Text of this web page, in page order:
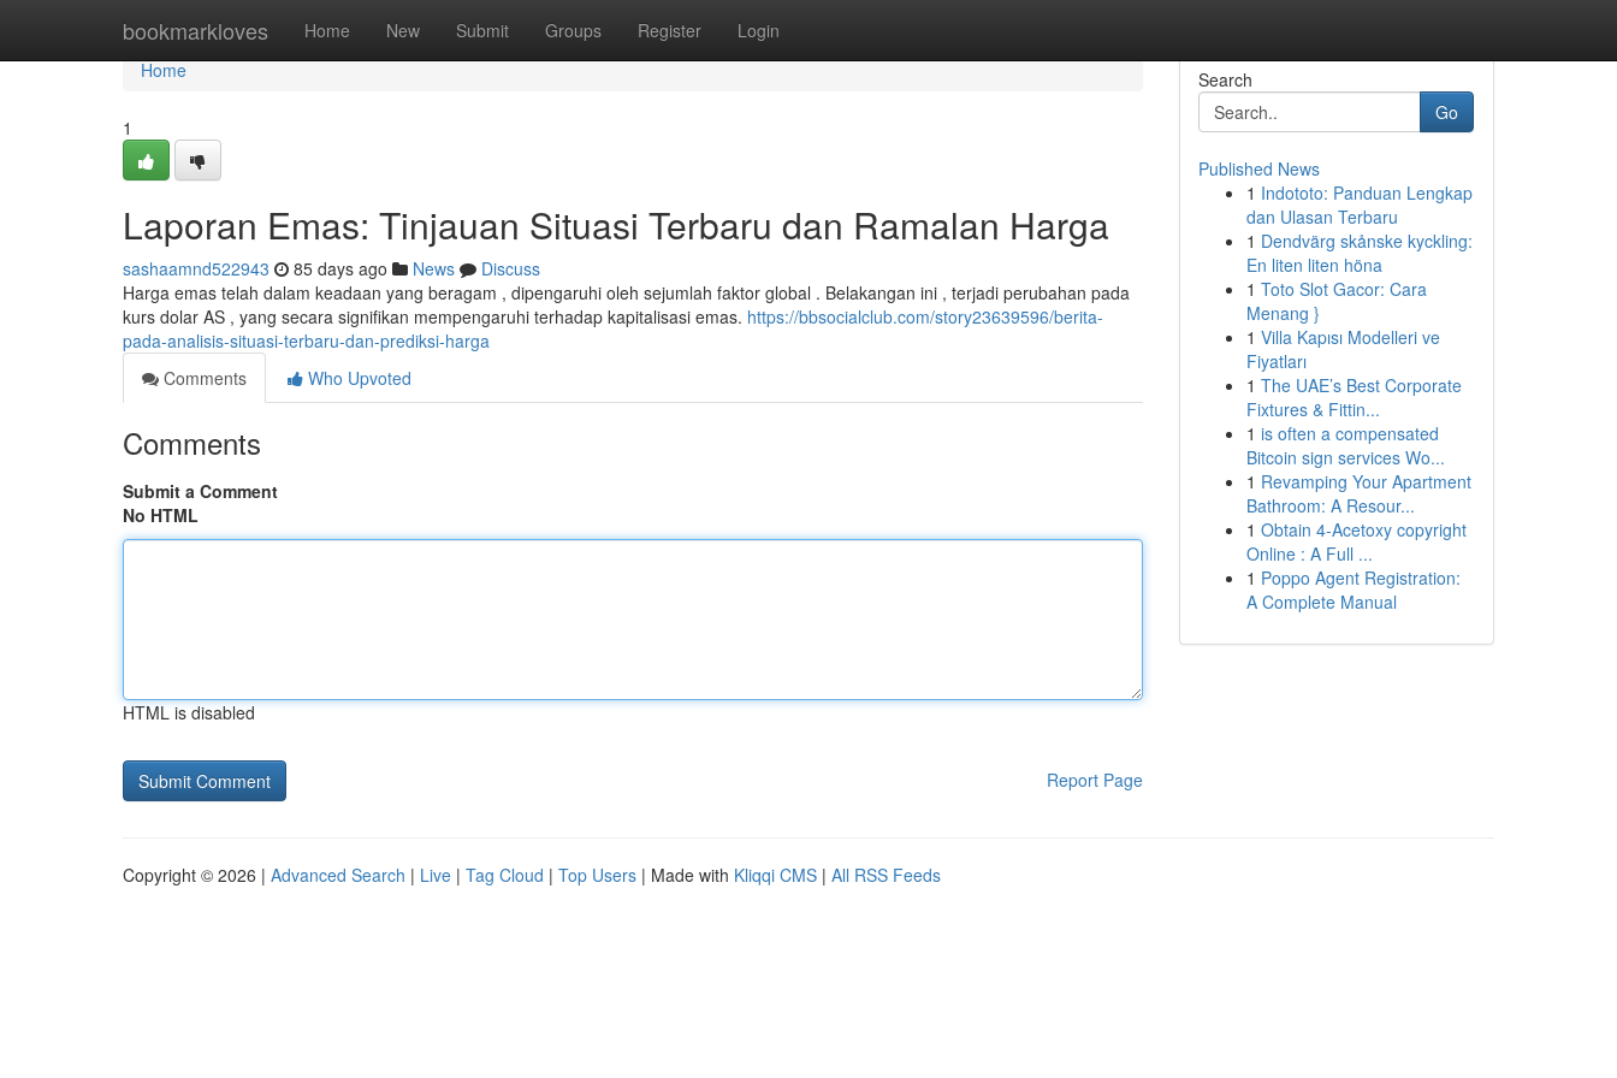
bookmarkloves Home New Submit Groups Register Login
Home
Home
1
Laporan Emas: Tinjauan Situasi Terbaru dan Ramalan Harga
sashaamnd522943 85 days ago News
Discuss
Harga emas telah dalam keadaan yang beragam , dipengaruhi oleh sejumlah faktor global . Belakangan ini , terjadi perubahan pada
kurs dolar AS , yang secara signifikan mempengaruhi terhadap kapitalisasi emas. https://bbsocialclub.com/story23639596/berita-
pada-analisis-situasi-terbaru-dan-prediksi-harga
Comments
Who Upvoted
Comments
Submit a Comment
No HTML
HTML is disabled
Report Page
Search
Go
Published News
1 Indototo: Panduan Lengkap
dan Ulasan Terbaru
1 Dendvärg skånske kyckling:
En liten liten höna
1 Toto Slot Gacor: Cara
Menang }
1 Villa Kapısı Modelleri ve
Fiyatları
1 The UAE’s Best Corporate
Fixtures & Fittin...
1 is often a compensated
Bitcoin sign services Wo...
1 Revamping Your Apartment
Bathroom: A Resour...
1 Obtain 4-Acetoxy copyright
Online : A Full ...
1 Poppo Agent Registration:
A Complete Manual
Copyright © 2026 | Advanced Search | Live | Tag Cloud | Top Users | Made with Kliqqi CMS | All RSS Feeds